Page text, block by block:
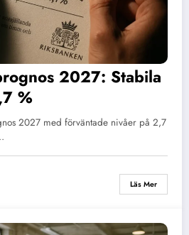
2027: Stabila
%
2027 med förväntade nivåer på 2,7
Läs Mer